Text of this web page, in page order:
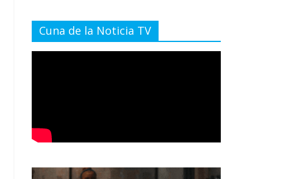
Cuna de la Noticia TV